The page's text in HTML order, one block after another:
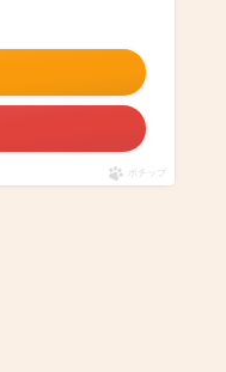
ポチップ